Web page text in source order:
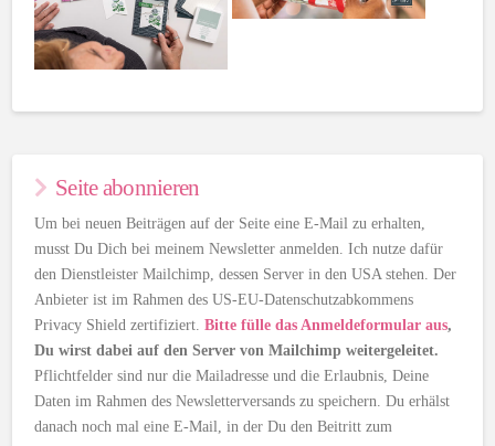
Seite abonnieren
Um bei neuen Beiträgen auf der Seite eine E-Mail zu erhalten,
musst Du Dich bei meinem Newsletter anmelden. Ich nutze dafür
den Dienstleister Mailchimp, dessen Server in den USA stehen. Der
Anbieter ist im Rahmen des US-EU-Datenschutzabkommens
Privacy Shield zertifiziert.Bitte fülle das Anmeldeformular aus,
Du wirst dabei auf den Server von Mailchimp weitergeleitet.
Pflichtfelder sind nur die Mailadresse und die Erlaubnis, Deine
Daten im Rahmen des Newsletterversands zu speichern. Du erhälst
danach noch mal eine E-Mail, in der Du den Beitritt zum